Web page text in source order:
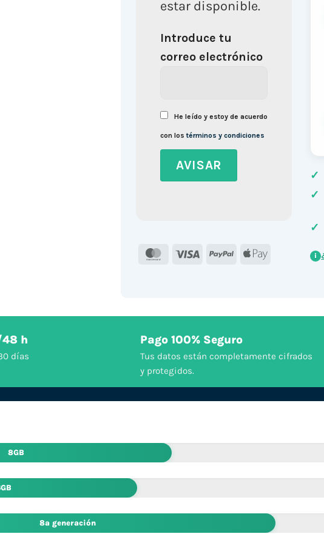
estar disponible.
Introduce tu
correo electrónico
He leído y estoy de acuerdo
con lostérminos y condiciones
MasterCard
Visa PayPal Apple
✓
✓
✓
i
h
días
Pago 100% Seguro
Tus datos están completamente cifrados
y protegidos.
8GB
8ª generación